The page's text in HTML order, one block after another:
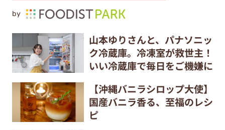
by
山本ゆりさんと、パナソニッ
ク冷蔵庫。冷凍室が救世主！
いい冷蔵庫で毎日をご機嫌に
【沖縄バニラシロップ大使】
国産バニラ香る、至福のレシ
ピ